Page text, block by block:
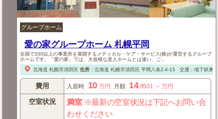
グループホーム
愛の家グループホーム 札幌平岡
全国で200以上の事業所を展開するメディカル・ケア・サービス(株)が運営するグループ
ホームです。「愛の家」では、大規模な老人ホームとは違い、ご...
北海道 札幌市清田区 住所： 北海道 札幌市清田区 平岡八条2-4-15 交通：地下鉄東
費用 入居時 10 万円 月額 14.9501 ～万円
空室状況 満室※最新の空室状況は下記へお問い合
わせください